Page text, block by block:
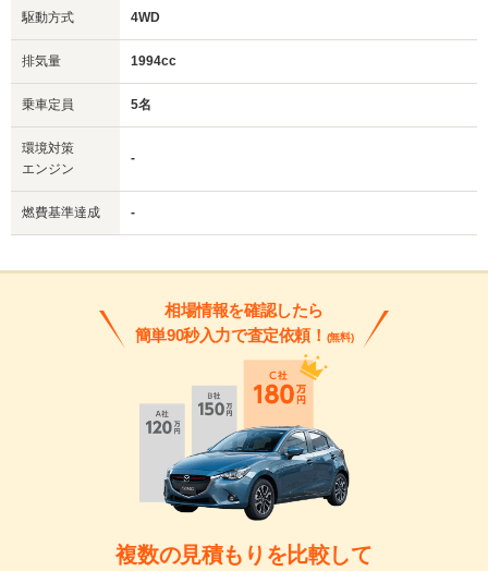
駆動方式 4WD
排気量 1994cc
乗車定員 5名
環境対策
エンジン
-
燃費基準達成 -
相場情報を確認したら
簡単90秒入力で査定依頼！ (無料)
複数の見積もりを比較して